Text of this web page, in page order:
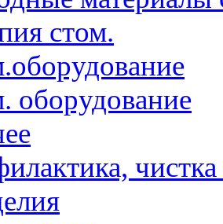
стом.
оборудование